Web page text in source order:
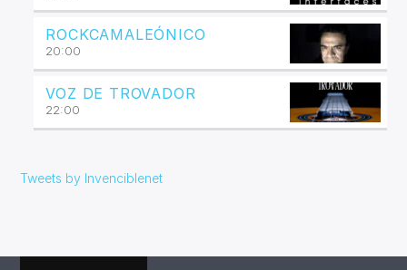
ROCKCAMALEÓNICO
20:00
VOZ DE TROVADOR
22:00
Tweets by Invenciblenet